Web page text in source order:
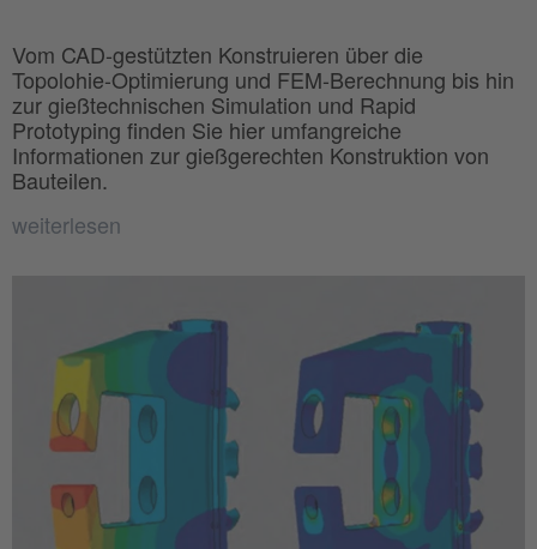
Vom CAD-gestützten Konstruieren über die
Topolohie-Optimierung und FEM-Berechnung bis hin
zur gießtechnischen Simulation und Rapid
Prototyping finden Sie hier umfangreiche
Informationen zur gießgerechten Konstruktion von
Bauteilen.
weiterlesen